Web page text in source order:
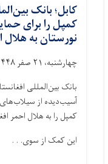
کمپل را برای
نورستان به هلال
چهارشنبه، ۲۱ صفر ۱۴۴۸
بانک بین‌المللی
کمپل را به هلال احمر
این کمک از سوی. . .